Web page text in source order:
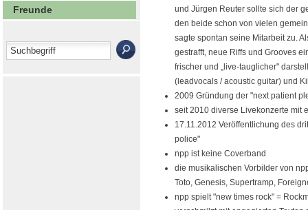
Freunde
und Jürgen Reuter sollte sich der
den beide schon von vielen
sagte spontan seine Mitarbeit zu.
gestrafft, neue Riffs und Grooves
frischer und „live-tauglicher"
(leadvocals / acoustic guitar) und
2009 Gründung der "next patient
seit 2010 diverse Livekonzerte mit
17.11.2012 Veröffentlichung des
police"
npp ist keine Coverband
die musikalischen Vorbilder von
Toto, Genesis, Supertramp,
npp spielt "new times rock" =